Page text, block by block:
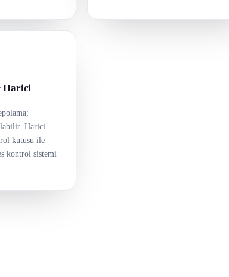
Harici
Harici
kutusu ile
kontrol sistemi